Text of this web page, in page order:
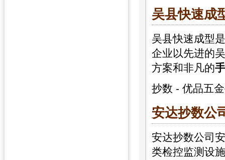
吴县快速成
吴县快速成型
企业以先进的
方案和非凡的
抄数 - 优品五
安达抄数公
安达抄数公司
类检控监测设